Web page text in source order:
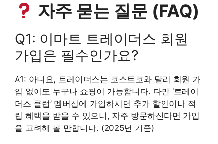
자주 묻는 질문 (FAQ)
Q1: 이마트 트레이더스 회원
가입은 필수인가요?
A1: 아니요, 트레이더스는 코스트코와 달리 회원 가
입 없이도 누구나 쇼핑이 가능합니다. 다만 ‘트레이
더스 클럽’ 멤버십에 가입하시면 추가 할인이나 적
립 혜택을 받을 수 있으니, 자주 방문하신다면 가입
을 고려해 볼 만합니다. (2025년 기준)